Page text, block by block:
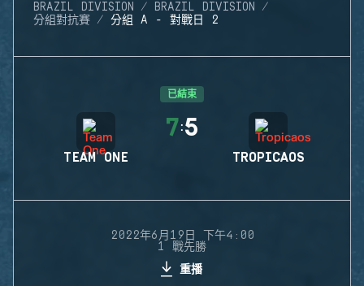
BRAZIL DIVISION
BRAZIL DIVISION
分組對抗賽
分組 A - 對戰日 2
已結束
TEAM ONE
7:5
TROPICAOS
2022年6月19日 下午4:00
1 戰先勝
重播